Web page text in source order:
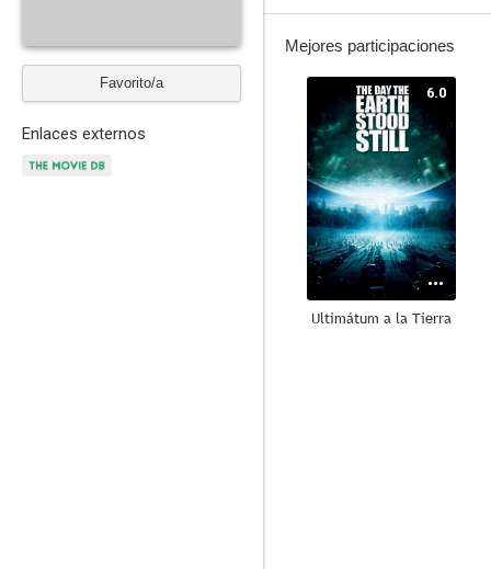
Favorito/a
Enlaces externos
Mejores participaciones
6.0
Ultimátum a la Tierra